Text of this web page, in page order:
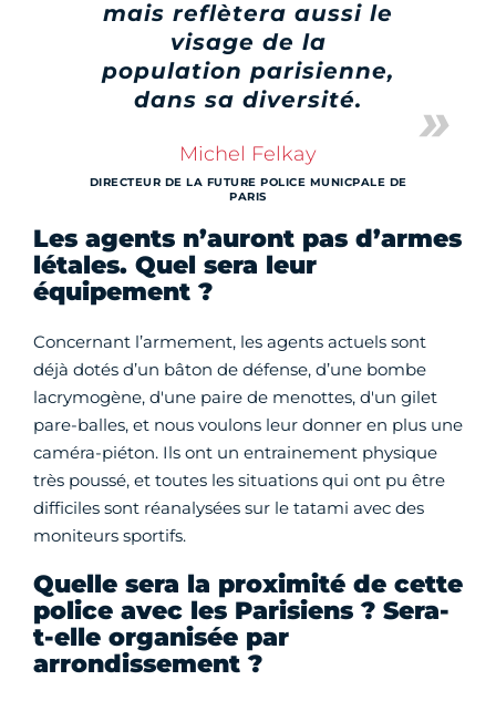
mais reflètera aussi le
visage de la
population parisienne,
dans sa diversité.
Michel Felkay
DIRECTEUR DE LA FUTURE POLICE MUNICPALE DE
PARIS
Les agents n’auront pas d’armes
létales. Quel sera leur
équipement ?
Concernant l’armement, les agents actuels sont
déjà dotés d’un bâton de défense, d’une bombe
lacrymogène, d'une paire de menottes, d'un gilet
pare-balles, et nous voulons leur donner en plus une
caméra-piéton. Ils ont un entrainement physique
très poussé, et toutes les situations qui ont pu être
difficiles sont réanalysées sur le tatami avec des
moniteurs sportifs.
Quelle sera la proximité de cette
police avec les Parisiens ? Sera-
t-elle organisée par
arrondissement ?